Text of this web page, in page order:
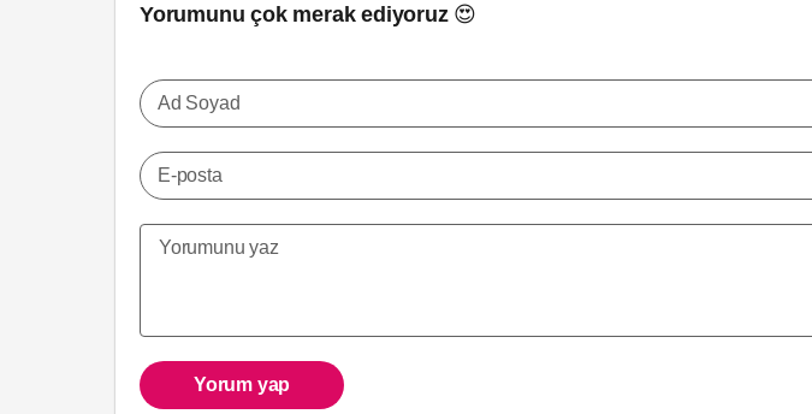
Yorumunu çok merak ediyoruz 😍
Ad Soyad
E-posta
Yorum yap